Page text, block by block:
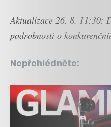
Aktualizace 26. 8. 11:30:
podrobnosti o
Nepřehlédněte: